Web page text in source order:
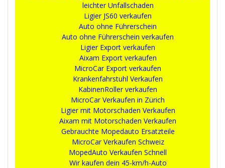
leichter Unfallschaden
Ligier JS60 verkaufen
Auto ohne Führerschein
Auto ohne Führerschein verkaufen
Ligier Export verkaufen
Aixam Export verkaufen
MicroCar Export verkaufen
Krankenfahrstuhl Verkaufen
KabinenRoller verkaufen
MicroCar Verkaufen in Zürich
Ligier mit Motorschaden Verkaufen
Aixam mit Motorschaden Verkaufen
Gebrauchte Mopedauto Ersatzteile
MicroCar Verkaufen Schweiz
MopedAuto Verkaufen Schnell
Wir kaufen dein 45-km/h-Auto